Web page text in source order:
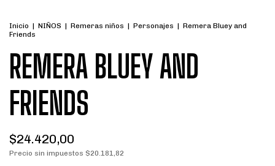
Inicio | NIÑOS | Remeras niños | Personajes | Remera Bluey and
Friends
REMERA BLUEY AND
FRIENDS
$24.420,00
Precio sin impuestos $20.181,82